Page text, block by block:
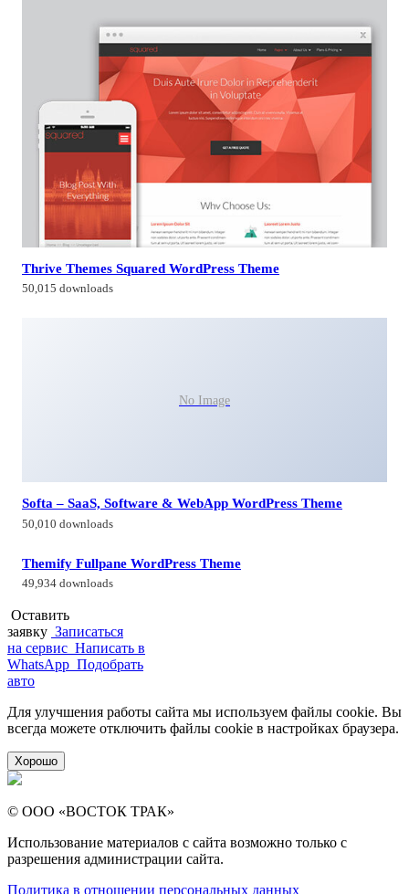
Thrive Themes Squared WordPress Theme
50,015 downloads
No Image
Softa – SaaS, Software & WebApp WordPress Theme
50,010 downloads
Themify Fullpane WordPress Theme
49,934 downloads
Оставить
заявку Записаться
на сервис Написать в
WhatsApp Подобрать
авто
Для улучшения работы сайта мы используем файлы cookie. Вы
всегда можете отключить файлы cookie в настройках браузера.
Хорошо
© ООО «ВОСТОК ТРАК»
Использование материалов с сайта возможно только с
разрешения администрации сайта.
Политика в отношении персональных данных